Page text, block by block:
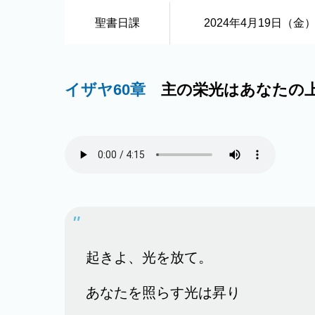
聖書日課 2024年4月19日（金）
イザヤ60章 主の栄光はあなたの
起きよ、光を放て。
あなたを照らす光は昇り